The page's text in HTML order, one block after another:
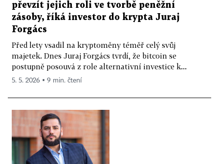
převzít jejich roli ve tvorbě peněžní
zásoby, říká investor do krypta Juraj
Forgács
Před lety vsadil na kryptoměny téměř celý svůj
majetek. Dnes Juraj Forgács tvrdí, že bitcoin se
postupně posouvá z role alternativní investice k...
5. 5. 2026 ▪ 9 min. čtení